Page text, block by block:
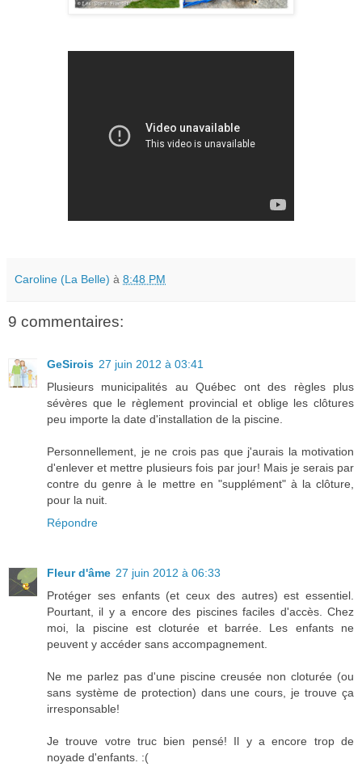
Caroline (La Belle) à 8:48 PM
9 commentaires:
GeSirois 27 juin 2012 à 03:41
Plusieurs municipalités au Québec ont des règles plus
sévères que le règlement provincial et oblige les clôtures
peu importe la date d'installation de la piscine.
Personnellement, je ne crois pas que j'aurais la motivation
d'enlever et mettre plusieurs fois par jour! Mais je serais par
contre du genre à le mettre en "supplément" à la clôture,
pour la nuit.
Répondre
Fleur d'âme 27 juin 2012 à 06:33
Protéger ses enfants (et ceux des autres) est essentiel.
Pourtant, il y a encore des piscines faciles d'accès. Chez
moi, la piscine est cloturée et barrée. Les enfants ne
peuvent y accéder sans accompagnement.
Ne me parlez pas d'une piscine creusée non cloturée (ou
sans système de protection) dans une cours, je trouve ça
irresponsable!
Je trouve votre truc bien pensé! Il y a encore trop de
noyade d'enfants. :(